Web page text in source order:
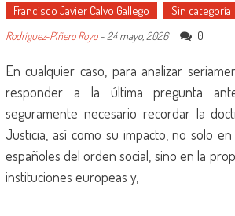
Francisco Javier Calvo Gallego Sin categoría
Rodríguez-Piñero Royo- 24 mayo, 2026 0
En cualquier caso, para analizar
responder a la última pregunta
seguramente necesario recordar la
Justicia, así como su impacto, no solo
españoles del orden social, sino en la
instituciones europeas y,